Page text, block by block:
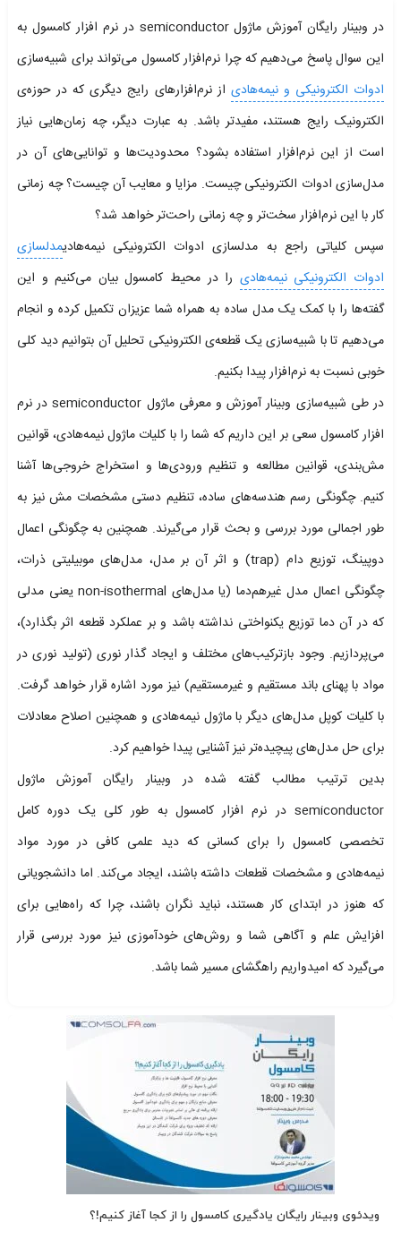
در وبینار رایگان آموزش ماژول semiconductor در نرم افزار کامسول به
این سوال پاسخ می‌دهیم که چرا نرم‌افزار کامسول می‌تواند برای شبیه‌سازی
ادوات الکترونیکی و نیمه‌هادی از نرم‌افزارهای رایج دیگری که در حوزه‌ی
الکترونیک رایج هستند، مفیدتر باشد. به عبارت دیگر، چه زمان‌هایی نیاز
است از این نرم‌افزار استفاده بشود؟ محدودیت‌ها و توانایی‌های آن در
مدل‌سازی ادوات الکترونیکی چیست. مزایا و معایب آن چیست؟ چه زمانی
کار با این نرم‌افزار سخت‌تر و چه زمانی راحت‌تر خواهد شد؟
سپس کلیاتی راجع به مدلسازی ادوات الکترونیکی نیمه‌هادیمدلسازی
ادوات الکترونیکی نیمه‌هادی را در محیط کامسول بیان می‌کنیم و این
گفته‌ها را با کمک یک مدل ساده به همراه شما عزیزان تکمیل کرده و انجام
می‌دهیم تا با شبیه‌سازی یک قطعه‌ی الکترونیکی تحلیل آن بتوانیم دید کلی
خوبی نسبت به نرم‌افزار پیدا بکنیم.
در طی شبیه‌سازی وبینار آموزش و معرفی ماژول semiconductor در نرم
افزار کامسول سعی بر این داریم که شما را با کلیات ماژول نیمه‌هادی، قوانین
مش‌بندی، قوانین مطالعه و تنظیم ورودی‌ها و استخراج خروجی‌ها آشنا
کنیم. چگونگی رسم هندسه‌های ساده، تنظیم دستی مشخصات مش نیز به
طور اجمالی مورد بررسی و بحث قرار می‌گیرند. همچنین به چگونگی اعمال
دوپینگ، توزیع دام (trap) و اثر آن بر مدل، مدل‌های موبیلیتی ذرات،
چگونگی اعمال مدل غیرهم‌دما (یا مدل‌های non-isothermal یعنی مدلی
که در آن دما توزیع یکنواختی نداشته باشد و بر عملکرد قطعه اثر بگذارد)،
می‌پردازیم. وجود بازترکیب‌های مختلف و ایجاد گذار نوری (تولید نوری در
مواد با پهنای باند مستقیم و غیرمستقیم) نیز مورد اشاره قرار خواهد گرفت.
با کلیات کوپل مدل‌های دیگر با ماژول نیمه‌هادی و همچنین اصلاح معادلات
برای حل مدل‌های پیچیده‌تر نیز آشنایی پیدا خواهیم کرد.
بدین ترتیب مطالب گفته شده در وبینار رایگان آموزش ماژول
semiconductor در نرم افزار کامسول به طور کلی یک دوره کامل
تخصصی کامسول را برای کسانی که دید علمی کافی در مورد مواد
نیمه‌هادی و مشخصات قطعات داشته باشند، ایجاد می‌کند. اما دانشجویانی
که هنوز در ابتدای کار هستند، نباید نگران باشند، چرا که راه‌هایی برای
افزایش علم و آگاهی شما و روش‌های خودآموزی نیز مورد بررسی قرار
می‌گیرد که امیدواریم راهگشای مسیر شما باشد.
ویدئوی وبینار رایگان یادگیری کامسول را از کجا آغاز کنیم!؟